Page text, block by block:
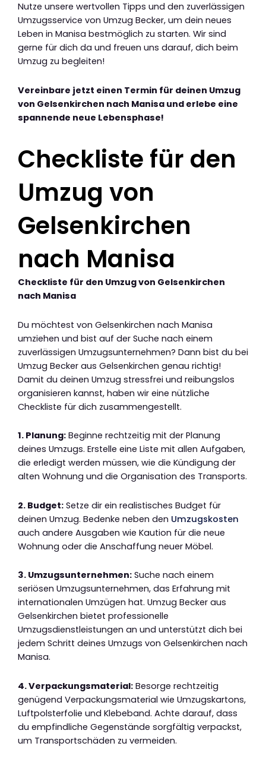
Nutze unsere wertvollen Tipps und den zuverlässigen
Umzugsservice von Umzug Becker, um dein neues
Leben in Manisa bestmöglich zu starten. Wir sind
gerne für dich da und freuen uns darauf, dich beim
Umzug zu begleiten!
Vereinbare jetzt einen Termin für deinen Umzug
von Gelsenkirchen nach Manisa und erlebe eine
spannende neue Lebensphase!
Checkliste für den
Umzug von
Gelsenkirchen
nach Manisa
Checkliste für den Umzug von Gelsenkirchen
nach Manisa
Du möchtest von Gelsenkirchen nach Manisa
umziehen und bist auf der Suche nach einem
zuverlässigen Umzugsunternehmen? Dann bist du bei
Umzug Becker aus Gelsenkirchen genau richtig!
Damit du deinen Umzug stressfrei und reibungslos
organisieren kannst, haben wir eine nützliche
Checkliste für dich zusammengestellt.
1. Planung: Beginne rechtzeitig mit der Planung
deines Umzugs. Erstelle eine Liste mit allen Aufgaben,
die erledigt werden müssen, wie die Kündigung der
alten Wohnung und die Organisation des Transports.
2. Budget: Setze dir ein realistisches Budget für
deinen Umzug. Bedenke neben den Umzugskosten
auch andere Ausgaben wie Kaution für die neue
Wohnung oder die Anschaffung neuer Möbel.
3. Umzugsunternehmen: Suche nach einem
seriösen Umzugsunternehmen, das Erfahrung mit
internationalen Umzügen hat. Umzug Becker aus
Gelsenkirchen bietet professionelle
Umzugsdienstleistungen an und unterstützt dich bei
jedem Schritt deines Umzugs von Gelsenkirchen nach
Manisa.
4. Verpackungsmaterial: Besorge rechtzeitig
genügend Verpackungsmaterial wie Umzugskartons,
Luftpolsterfolie und Klebeband. Achte darauf, dass
du empfindliche Gegenstände sorgfältig verpackst,
um Transportschäden zu vermeiden.